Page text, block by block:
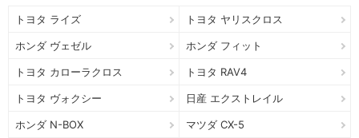
トヨタ ライズ トヨタ ヤリスクロス
ホンダ ヴェゼル ホンダ フィット
トヨタ カローラクロス トヨタ RAV4
トヨタ ヴォクシー 日産 エクストレイル
ホンダ N-BOX マツダ CX-5